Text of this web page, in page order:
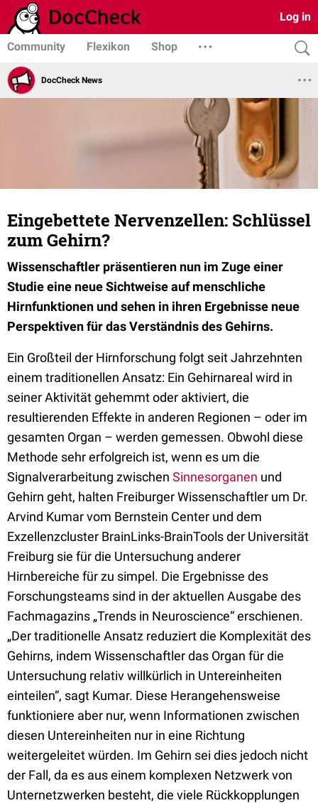
Log in
Community Flexikon Shop
DocCheck News
Eingebettete Nervenzellen: Schlüssel
zum Gehirn?
Wissenschaftler präsentieren nun im Zuge einer
Studie eine neue Sichtweise auf menschliche
Hirnfunktionen und sehen in ihren Ergebnisse neue
Perspektiven für das Verständnis des Gehirns.
Ein Großteil der Hirnforschung folgt seit Jahrzehnten
einem traditionellen Ansatz: Ein Gehirnareal wird in
seiner Aktivität gehemmt oder aktiviert, die
resultierenden Effekte in anderen Regionen – oder im
gesamten Organ – werden gemessen. Obwohl diese
Methode sehr erfolgreich ist, wenn es um die
Signalverarbeitung zwischen Sinnesorganen und
Gehirn geht, halten Freiburger Wissenschaftler um Dr.
Arvind Kumar vom Bernstein Center und dem
Exzellenzcluster BrainLinks-BrainTools der Universität
Freiburg sie für die Untersuchung anderer
Hirnbereiche für zu simpel. Die Ergebnisse des
Forschungsteams sind in der aktuellen Ausgabe des
Fachmagazins „Trends in Neuroscience“ erschienen.
„Der traditionelle Ansatz reduziert die Komplexität des
Gehirns, indem Wissenschaftler das Organ für die
Untersuchung relativ willkürlich in Untereinheiten
einteilen“, sagt Kumar. Diese Herangehensweise
funktioniere aber nur, wenn Informationen zwischen
diesen Untereinheiten nur in eine Richtung
weitergeleitet würden. Im Gehirn sei dies jedoch nicht
der Fall, da es aus einem komplexen Netzwerk von
Unternetzwerken besteht, die viele Rückkopplungen